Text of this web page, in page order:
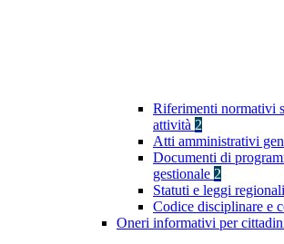
Riferimenti normativi
attività 2
Atti amministrativi
Documenti di
gestionale 2
Statuti e leggi regionali
Codice disciplinare e
Oneri informativi per